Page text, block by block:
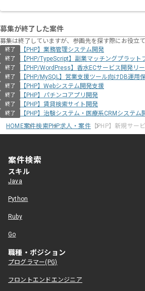
募集が終了した案件
募集は終了していますが、参画先を探す際にお役立
終了 【PHP】業務管理システム開発
終了 【PHP/TypeScript】副業マッチングプラット
終了 【PHP/WordPress】香水ECサービス開発リ
終了 【PHP/MySQL】営業支援ツール向けDB運用
終了 【PHP】Webシステム開発支援
終了 【PHP】パチンコアプリ開発
終了 【PHP】賃貸検索サイト開発
終了
【PHP】治験システム・医療系CRMシステム
HOME案件検索PHP求人・案件【PHP】新規サー
案件検索
スキル
Java
Python
Ruby
Go
職種・ポジション
プログラマー(PG)
フロントエンドエンジニア